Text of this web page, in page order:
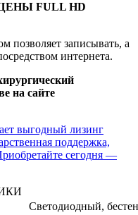
FULL HD
позволяет записывать, а
интернета.
на сайте
выгодный лизинг
поддержка,
сегодня —
Светодиодный,